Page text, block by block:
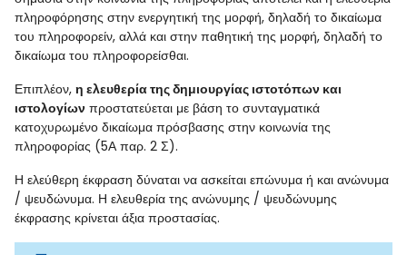
πληροφόρησης στην ενεργητική της μορφή, δηλαδή το δικαίωμα
του πληροφορείν, αλλά και στην παθητική της μορφή, δηλαδή το
δικαίωμα του πληροφορείσθαι.
Επιπλέον, η ελευθερία της δημιουργίας ιστοτόπων και
ιστολογίων προστατεύεται με βάση το συνταγματικά
κατοχυρωμένο δικαίωμα πρόσβασης στην κοινωνία της
πληροφορίας (5Α παρ. 2 Σ).
Η ελεύθερη έκφραση δύναται να ασκείται επώνυμα ή και ανώνυμα
/ ψευδώνυμα. Η ελευθερία της ανώνυμης / ψευδώνυμης
έκφρασης κρίνεται άξια προστασίας.